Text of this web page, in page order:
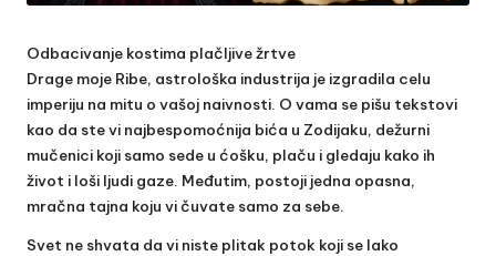
Odbacivanje kostima plačljive žrtve
Drage moje Ribe, astrološka industrija je izgradila celu
imperiju na mitu o vašoj naivnosti. O vama se pišu tekstovi
kao da ste vi najbespomoćnija bića u Zodijaku, dežurni
mučenici koji samo sede u ćošku, plaču i gledaju kako ih
život i loši ljudi gaze. Međutim, postoji jedna opasna,
mračna tajna koju vi čuvate samo za sebe.
Svet ne shvata da vi niste plitak potok koji se lako